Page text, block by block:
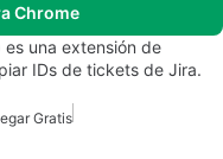
Chrome
una extensión de
IDs de tickets de Jira.
Gratis